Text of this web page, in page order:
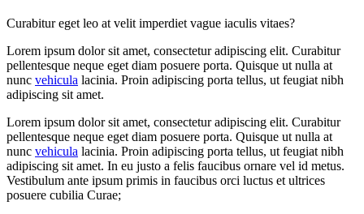
Curabitur eget leo at velit imperdiet vague iaculis vitaes?
Lorem ipsum dolor sit amet, consectetur adipiscing elit. Curabitur
pellentesque neque eget diam posuere porta. Quisque ut nulla at
nunc vehicula lacinia. Proin adipiscing porta tellus, ut feugiat nibh
adipiscing sit amet.
Lorem ipsum dolor sit amet, consectetur adipiscing elit. Curabitur
pellentesque neque eget diam posuere porta. Quisque ut nulla at
nunc vehicula lacinia. Proin adipiscing porta tellus, ut feugiat nibh
adipiscing sit amet. In eu justo a felis faucibus ornare vel id metus.
Vestibulum ante ipsum primis in faucibus orci luctus et ultrices
posuere cubilia Curae;